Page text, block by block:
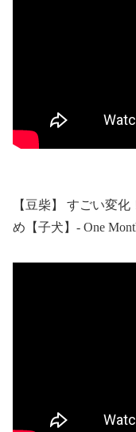
【豆柴】 すごい変
め【子犬】- One